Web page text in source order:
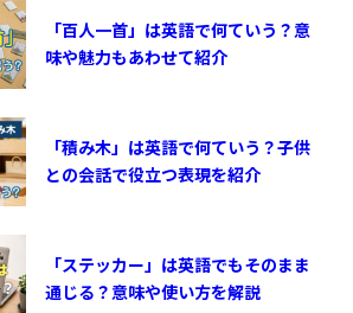
「百人一首」は英語で何ていう？意
味や魅力もあわせて紹介
「積み木」は英語で何ていう？子供
との会話で役立つ表現を紹介
「ステッカー」は英語でもそのまま
通じる？意味や使い方を解説